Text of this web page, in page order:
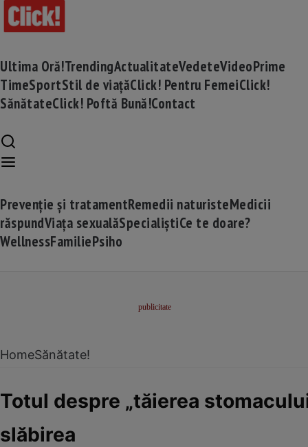
Ultima Oră!TrendingActualitateVedeteVideoPrime
TimeSportStil de viațăClick! Pentru FemeiClick!
SănătateClick! Poftă Bună!Contact
Prevenție și tratamentRemedii naturisteMedicii
răspundViața sexualăSpecialiștiCe te doare?
WellnessFamiliePsiho
HomeSănătate!
Totul despre „tăierea
slăbirea